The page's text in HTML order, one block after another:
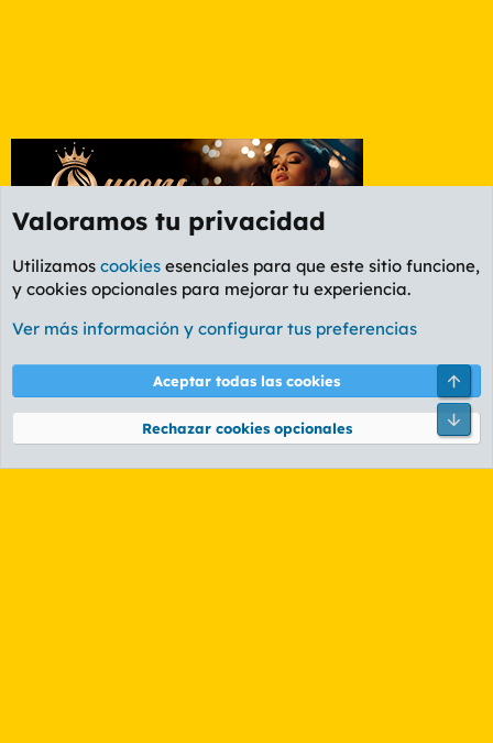
Etiquetas
Cookies
PL OLDSTYLE AMARILLO
Términos y reglas Política de privacidad Ayuda
Community platform by XenForo® © 2010-2026 XenForo Ltd.
Valoramos tu privacidad
Utilizamos cookies esenciales para que este sitio funcione,
y cookies opcionales para mejorar tu experiencia.
Ver más información y configurar tus preferencias
Aceptar todas las cookies
Rechazar cookies opcionales
Pie